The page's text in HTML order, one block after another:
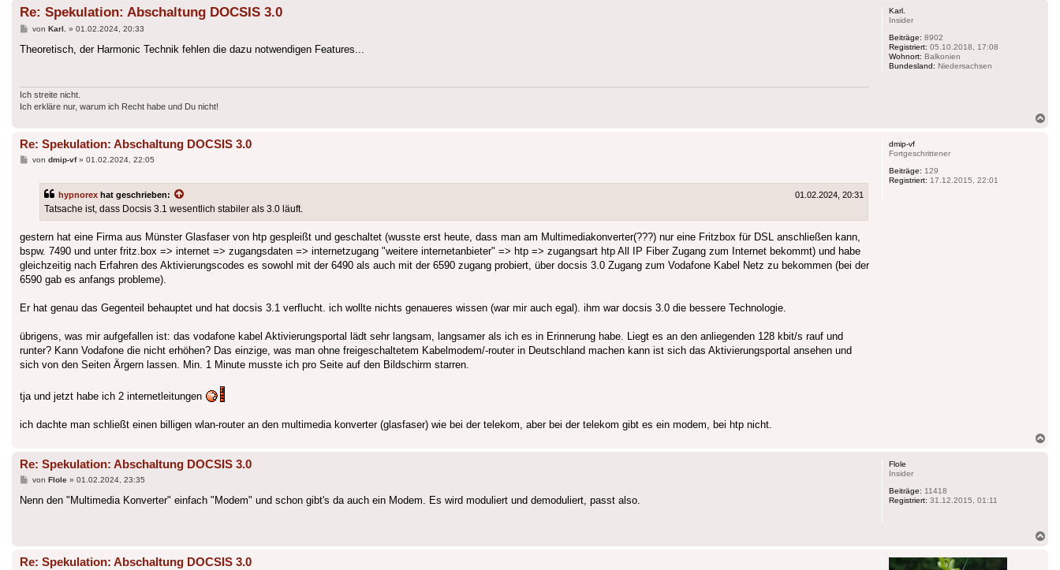
Karl.
Insider
Beiträge: 8902
Registriert: 05.10.2018, 17:08
Wohnort: Balkonien
Bundesland: Niedersachsen
Re: Spekulation: Abschaltung DOCSIS 3.0
Beitrag
von Karl. » 01.02.2024, 20:33
Theoretisch, der Harmonic Technik fehlen die dazu notwendigen Features...
Ich streite nicht.
Ich erkläre nur, warum ich Recht habe und Du nicht!
dmip-vf
Fortgeschrittener
Beiträge: 129
Registriert: 17.12.2015, 22:01
Re: Spekulation: Abschaltung DOCSIS 3.0
Beitrag
von dmip-vf» 01.02.2024, 22:05
hypnorex hat geschrieben: 01.02.2024, 20:31
Tatsache ist, dass Docsis 3.1 wesentlich stabiler als 3.0 läuft.
gestern hat eine Firma aus Münster Glasfaser von htp gespleißt und geschaltet (wusste erst heute, dass man am Multimediakonverter(???) nur eine Fritzbox für DSL anschließen kann,
bspw. 7490 und unter fritz.box => internet => zugangsdaten => internetzugang "weitere internetanbieter" => htp => zugangsart htp All IP Fiber Zugang zum Internet bekommt) und habe
gleichzeitig nach Erfahren des Aktivierungscodes es sowohl mit der 6490 als auch mit der 6590 zugang probiert, über docsis 3.0 Zugang zum Vodafone Kabel Netz zu bekommen (bei der
6590 gab es anfangs probleme).
Er hat genau das Gegenteil behauptet und hat docsis 3.1 verflucht. ich wollte nichts genaueres wissen (war mir auch egal). ihm war docsis 3.0 die bessere Technologie.
übrigens, was mir aufgefallen ist: das vodafone kabel Aktivierungsportal lädt sehr langsam, langsamer als ich es in Erinnerung habe. Liegt es an den anliegenden 128 kbit/s rauf und
runter? Kann Vodafone die nicht erhöhen? Das einzige, was man ohne freigeschaltetem Kabelmodem/-router in Deutschland machen kann ist sich das Aktivierungsportal ansehen und
sich von den Seiten Ärgern lassen. Min. 1 Minute musste ich pro Seite auf den Bildschirm starren.
tja und jetzt habe ich 2 internetleitungen
ich dachte man schließt einen billigen wlan-router an den multimedia konverter (glasfaser) wie bei der telekom, aber bei der telekom gibt es ein modem, bei htp nicht.
Flole
Insider
Beiträge: 11418
Registriert: 31.12.2015, 01:11
Re: Spekulation: Abschaltung DOCSIS 3.0
Beitrag
von Flole» 01.02.2024, 23:35
Nenn den "Multimedia Konverter" einfach "Modem" und schon gibt's da auch ein Modem. Es wird moduliert und demoduliert, passt also.
Re: Spekulation: Abschaltung DOCSIS 3.0